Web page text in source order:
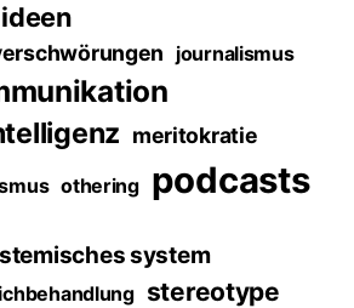
ideen
journalismus
meritokratie
othering podcasts
system
stereotype